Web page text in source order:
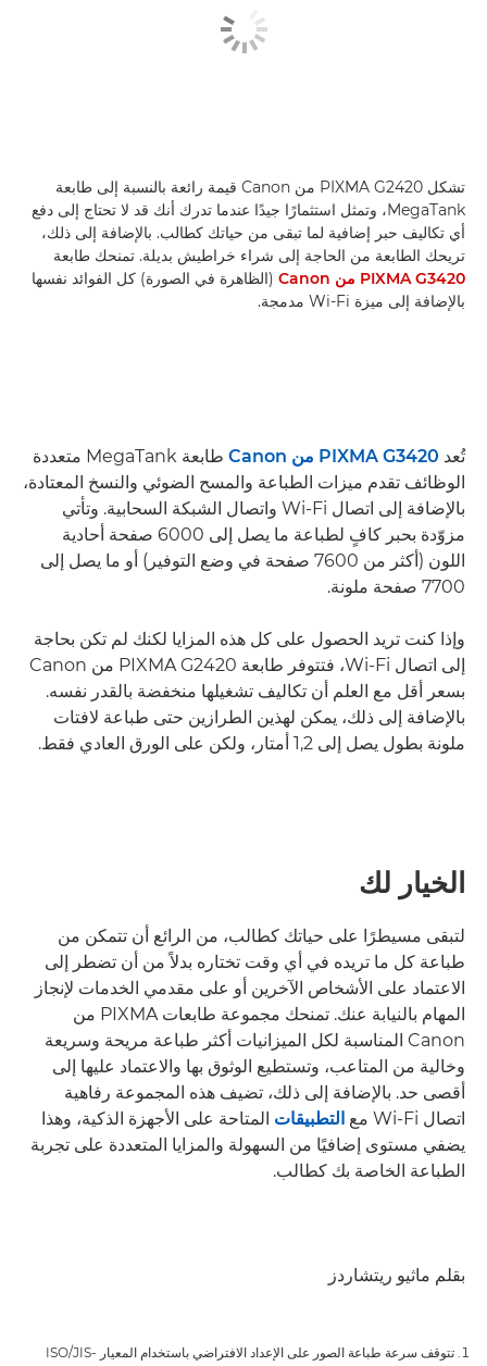
تشكل PIXMA G2420 من Canon قيمة رائعة بالنسبة إلى طابعة
MegaTank، وتمثل استثمارًا جيدًا عندما تدرك أنك قد لا تحتاج إلى دفع
أي تكاليف حبر إضافية لما تبقى من حياتك كطالب. بالإضافة إلى ذلك،
تريحك الطابعة من الحاجة إلى شراء خراطيش بديلة. تمنحك طابعة
PIXMA G3420 من Canon
(الظاهرة في الصورة) كل الفوائد نفسها
بالإضافة إلى ميزة Wi-Fi مدمجة.
تُعد PIXMA G3420 من Canon
طابعة MegaTank متعددة
الوظائف تقدم ميزات الطباعة والمسح الضوئي والنسخ المعتادة،
بالإضافة إلى اتصال Wi-Fi واتصال الشبكة السحابية. وتأتي
مزوّدة بحبر كافٍ لطباعة ما يصل إلى 6000 صفحة أحادية
اللون (أكثر من 7600 صفحة في وضع التوفير) أو ما يصل إلى
7700 صفحة ملونة.
وإذا كنت تريد الحصول على كل هذه المزايا لكنك لم تكن بحاجة
إلى اتصال Wi-Fi، فتتوفر طابعة PIXMA G2420 من Canon
بسعر أقل مع العلم أن تكاليف تشغيلها منخفضة بالقدر نفسه.
بالإضافة إلى ذلك، يمكن لهذين الطرازين حتى طباعة لافتات
ملونة بطول يصل إلى 1,2 أمتار، ولكن على الورق العادي فقط.
الخيار لك
لتبقى مسيطرًا على حياتك كطالب، من الرائع أن تتمكن من
طباعة كل ما تريده في أي وقت تختاره بدلاً من أن تضطر إلى
الاعتماد على الأشخاص الآخرين أو على مقدمي الخدمات لإنجاز
المهام بالنيابة عنك. تمنحك مجموعة طابعات PIXMA من
Canon المناسبة لكل الميزانيات أكثر طباعة مريحة وسريعة
وخالية من المتاعب، وتستطيع الوثوق بها والاعتماد عليها إلى
أقصى حد. بالإضافة إلى ذلك، تضيف هذه المجموعة رفاهية
اتصال Wi-Fi مع
التطبيقات المتاحة على الأجهزة الذكية، وهذا
يضفي مستوى إضافيًا من السهولة والمزايا المتعددة على تجربة
الطباعة الخاصة بك كطالب.
بقلم ماثيو ريتشاردز
تتوقف سرعة طباعة الصور على الإعداد الافتراضي باستخدام المعيار ISO/JIS-